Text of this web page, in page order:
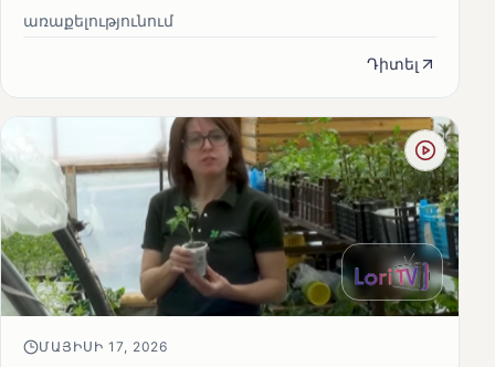
առաքելությունում
Դիտել
ՄԱՅԻՍԻ 17, 2026